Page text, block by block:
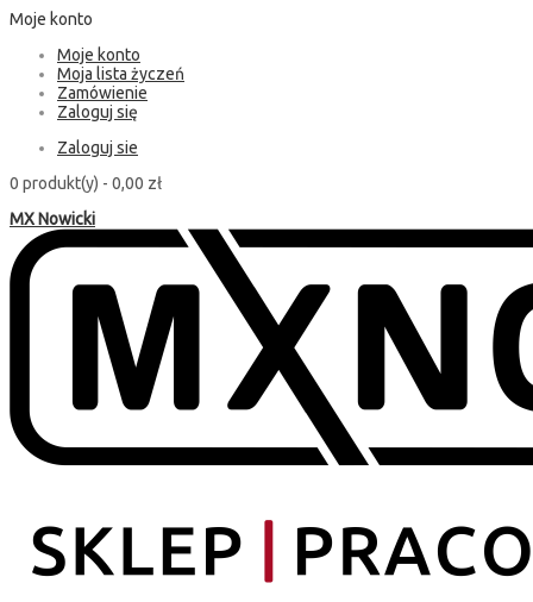
Moje konto
Moje konto
Moja lista życzeń
Zamówienie
Zaloguj się
Zaloguj sie
0 produkt(y) - 0,00 zł
MX Nowicki